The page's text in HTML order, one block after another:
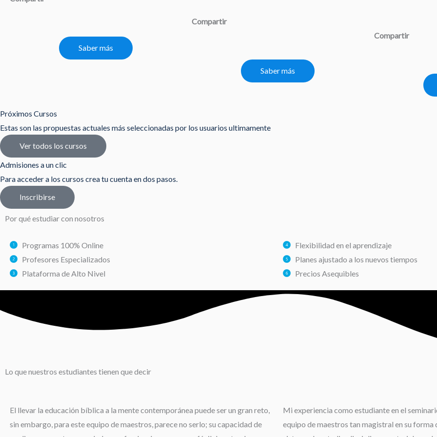
Saber más
Compartir
Saber más
Compartir
Próximos Cursos
Estas son las propuestas actuales más seleccionadas por los usuarios ultimamente
Ver todos los cursos
Admisiones a un clic
Para acceder a los cursos crea tu cuenta en dos pasos.
Inscribirse
Por qué estudiar con nosotros
Programas 100% Online
Profesores Especializados
Plataforma de Alto Nivel
Flexibilidad en el aprendizaje
Planes ajustado a los nuevos tiempos
Precios Asequibles
Lo que nuestros estudiantes tienen que decir
El llevar la educación bíblica a la mente contemporánea puede ser un gran reto,
sin embargo, para este equipo de maestros, parece no serlo; su capacidad de
Mi experiencia como estudiante en el
equipo de maestros tan magistral en su forma